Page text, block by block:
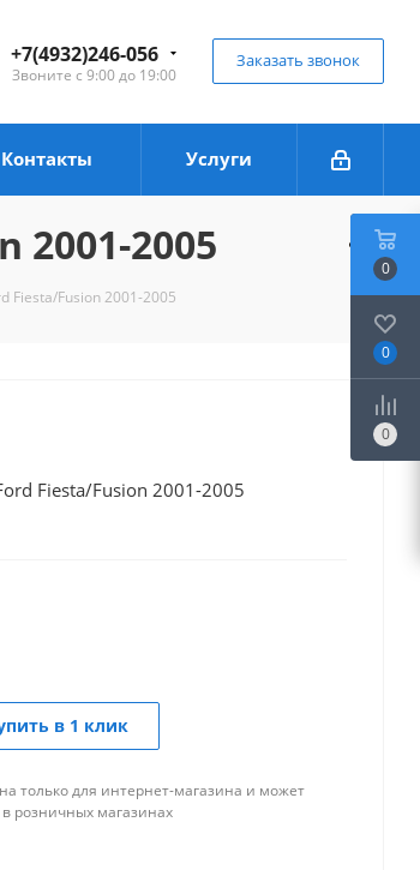
+7(4932)246-056
Звоните с 9:00 до 19:00
Заказать звонок
Контакты Услуги
2001-2005
Fiesta/Fusion 2001-2005
Fiesta/Fusion 2001-2005
в 1 клик
только для интернет-магазина и может
розничных магазинах
0
0
0